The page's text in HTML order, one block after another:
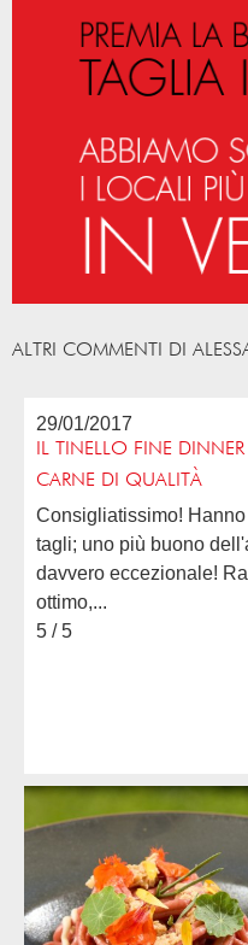
ALTRI COMMENTI DI
29/01/2017
IL TINELLO FINE DINNER
CARNE DI QUALITÀ
Consigliatissimo! Hanno molte varietà di carne e vari
tagli; uno più buono
davvero eccezionale!
ottimo,...
5 / 5